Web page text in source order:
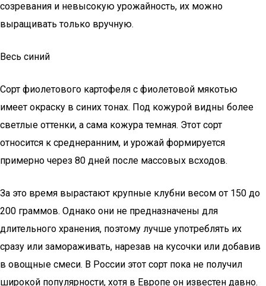
созревания и невысокую урожайность, их можно
выращивать только вручную.
Весь синий
Сорт фиолетового картофеля с фиолетовой мякотью
имеет окраску в синих тонах. Под кожурой видны более
светлые оттенки, а сама кожура темная. Этот сорт
относится к среднеранним, и урожай формируется
примерно через 80 дней после массовых всходов.
За это время вырастают крупные клубни весом от 150 до
200 граммов. Однако они не предназначены для
длительного хранения, поэтому лучше употреблять их
сразу или замораживать, нарезав на кусочки или добавив
в овощные смеси. В России этот сорт пока не получил
широкой популярности, хотя в Европе он известен давно.